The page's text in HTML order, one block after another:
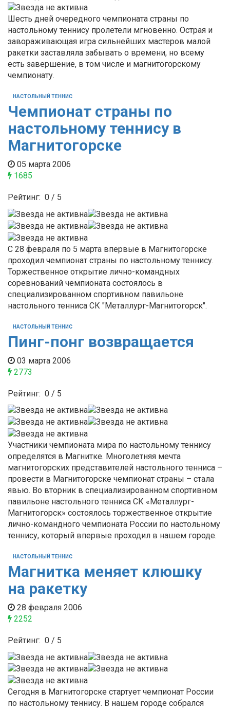
Шесть дней очередного чемпионата страны по
настольному теннису пролетели мгновенно. Острая и
завораживающая игра сильнейших мастеров малой
ракетки заставляла забывать о времени, но всему
есть завершение, в том числе и магнитогорскому
чемпионату.
НАСТОЛЬНЫЙ ТЕННИС
Чемпионат страны по
настольному теннису в
Магнитогорске
05 марта 2006
1685
Рейтинг: 0 / 5
С 28 февраля по 5 марта впервые в Магнитогорске
проходил чемпионат страны по настольному теннису.
Торжественное открытие лично-командных
соревнований чемпионата состоялось в
специализированном спортивном павильоне
настольного тенниса СК "Металлург-Магнитогорск".
НАСТОЛЬНЫЙ ТЕННИС
Пинг-понг возвращается
03 марта 2006
2773
Рейтинг: 0 / 5
Участники чемпионата мира по настольному теннису
определятся в Магнитке. Многолетняя мечта
магнитогорских представителей настольного тенниса –
провести в Магнитогорске чемпионат страны – стала
явью. Во вторник в специализированном спортивном
павильоне настольного тенниса СК «Металлург-
Магнитогорск» состоялось торжественное открытие
лично-командного чемпионата России по настольному
теннису, который впервые проходил в нашем городе.
НАСТОЛЬНЫЙ ТЕННИС
Магнитка меняет клюшку
на ракетку
28 февраля 2006
2252
Рейтинг: 0 / 5
Сегодня в Магнитогорске стартует чемпионат России
по настольному теннису. В нашем городе собрался